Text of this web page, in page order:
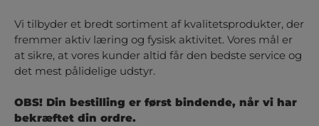
Vi tilbyder et bredt sortiment af kvalitetsprodukter, der
fremmer aktiv læring og fysisk aktivitet. Vores mål er
at sikre, at vores kunder altid får den bedste service og
det mest pålidelige udstyr.
OBS! Din bestilling er først bindende, når vi har
bekræftet din ordre.